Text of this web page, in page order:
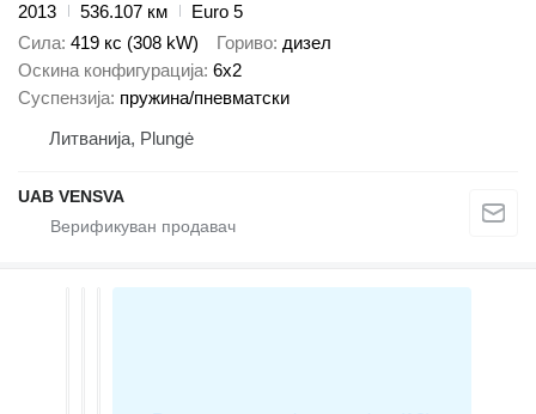
2013 536.107 км
Euro 5
Сила 419 кс (308 kW) Гориво дизел
Оскина конфигурација 6x2
Суспензија пружина/пневматски
Литванија, Plungė
UAB VENSVA